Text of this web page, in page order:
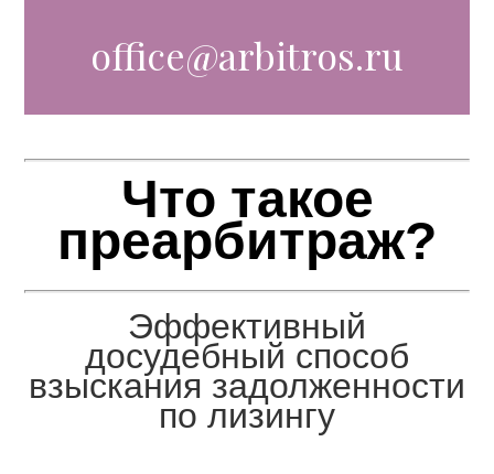
office@arbitros.ru
Что такое
преарбитраж?
Эффективный
досудебный способ
взыскания задолженности
по лизингу